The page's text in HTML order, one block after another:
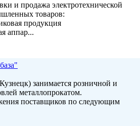
и продажа электротехнической
товаров:
продукция
аппар...
занимается розничной и
металлопрокатом.
поставщиков по следующим